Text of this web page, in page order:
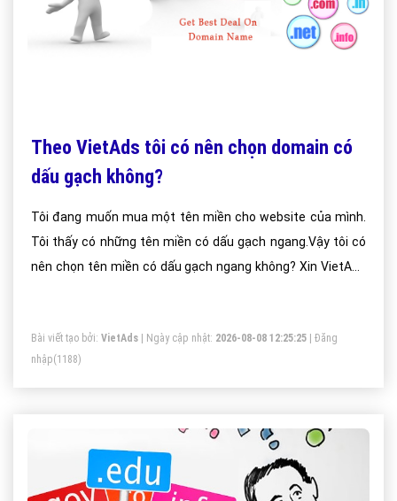
Theo VietAds tôi có nên chọn domain có
dấu gạch không?
Tôi đang muốn mua một tên miền cho website của mình.
Tôi thấy có những tên miền có dấu gạch ngang.Vậy tôi có
nên chọn tên miền có dấu gạch ngang không? Xin VietAds
Bài viết tạo bởi: VietAds | Ngày cập nhật: 2026-08-08 12:25:25
Đăng
nhập(1188)